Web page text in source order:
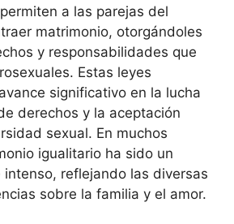
a las parejas del
matrimonio, otorgándoles
y responsabilidades que
Estas leyes
significativo en la lucha
derechos y la aceptación
sexual. En muchos
igualitario ha sido un
reflejando las diversas
sobre la familia y el amor.